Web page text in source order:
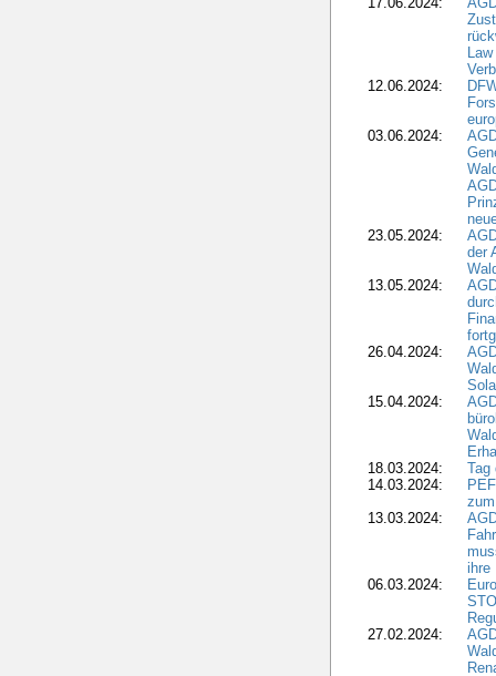
12.06.2024:
03.06.2024:
23.05.2024:
der
13.05.2024:
26.04.2024:
15.04.2024:
18.03.2024:
Tag
14.03.2024:
13.03.2024:
ihre
06.03.2024:
27.02.2024: